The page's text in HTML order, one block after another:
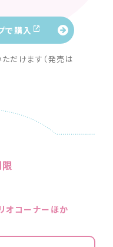
で購入
だけます（発売は
オコーナーほか